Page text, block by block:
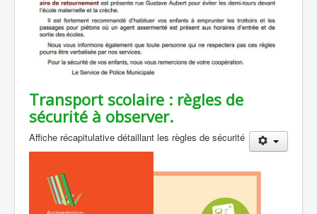
Transport scolaire : règles de
sécurité à observer.
Affiche récapitulative détaillant les règles de sécurité